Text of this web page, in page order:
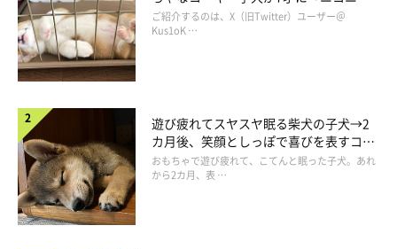
ぁ」といったコメントが寄せられています。
コ“コーギースマイル”が魅力のコに成
長！
ご紹介するのは、X（旧Twitter）ユーザー＠
Kus1oK …
遊び疲れてスヤスヤ眠る柴犬の子犬→2
カ月後、笑顔としっぽで喜びを表すコに
成長！
おもちゃで遊び疲れて、こてんと眠った子犬。あれ
から2カ月、表 …